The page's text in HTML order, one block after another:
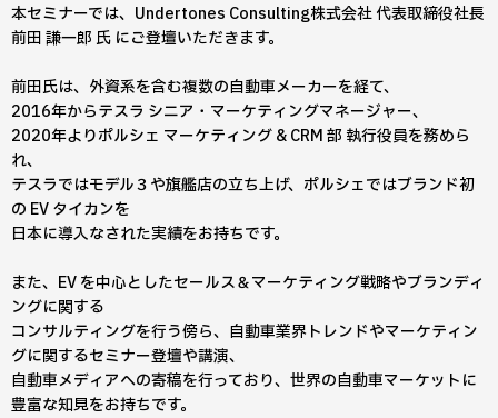
本セミナーでは、Undertones Consulting株式会社 代表取締役社長
前田 謙一郎 氏 にご登壇いただきます。
前田氏は、外資系を含む複数の自動車メーカーを経て、
2016年からテスラ シニア・マーケティングマネージャー、
2020年よりポルシェ マーケティング & CRM 部 執行役員を務めら
れ、
テスラではモデル３や旗艦店の立ち上げ、ポルシェではブランド初
の EV タイカンを
日本に導入なされた実績をお持ちです。
また、EV を中心としたセールス＆マーケティング戦略やブランディ
ングに関する
コンサルティングを行う傍ら、自動車業界トレンドやマーケティン
グに関するセミナー登壇や講演、
自動車メディアへの寄稿を行っており、世界の自動車マーケットに
豊富な知見をお持ちです。